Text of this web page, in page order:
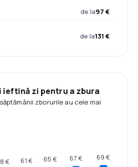
de la97 €
de la131 €
ieftină zi pentru a zbura
zborurile au cele mai
€ 61 € 65 € 67 € 69 €